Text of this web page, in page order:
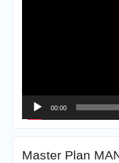
00:00
Master Plan